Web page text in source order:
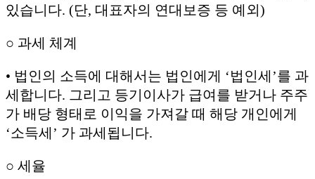
있습니다. (단, 대표자의 연대보증 등 예외)
○ 과세 체계
• 법인의 소득에 대해서는 법인에게 ‘법인세’를 과
세합니다. 그리고 등기이사가 급여를 받거나 주주
가 배당 형태로 이익을 가져갈 때 해당 개인에게
‘소득세’ 가 과세됩니다.
○ 세율